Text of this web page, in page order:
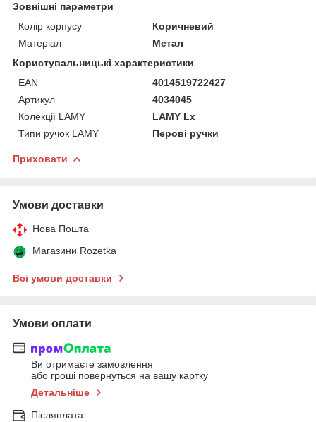
Зовнішні параметри
Колір корпусу
Коричневий
Матеріал
Метал
Користувальницькі характеристики
EAN
4014519722427
Артикул
4034045
Колекції LAMY
LAMY Lx
Типи ручок LAMY
Перові ручки
Приховати
Умови доставки
Нова Пошта
Магазини Rozetka
Всі умови доставки
Умови оплати
Ви отримаєте замовлення
або гроші повернуться на вашу картку
Детальніше
Післяплата